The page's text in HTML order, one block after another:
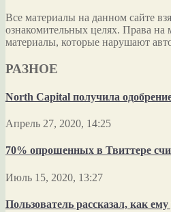
Все материалы на данном сайте
ознакомительных целях. Права на
материалы, которые нарушают
РАЗНОЕ
North Capital получила
Апрель 27, 2020, 14:25
70% опрошенных в Твиттере
Июль 15, 2020, 13:27
Пользователь рассказал, как